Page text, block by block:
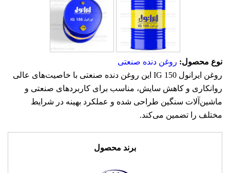
نوع محصول: روغن دنده صنعتی
روغن ایرانول IG 150 این روغن دنده صنعتی با خاصیت‌های عالی
روانکاری و کاهش سایش، مناسب برای کاربردهای صنعتی و
ماشین‌آلات سنگین طراحی شده و عملکرد بهینه در شرایط
مختلف را تضمین می‌کند.
برند محصول